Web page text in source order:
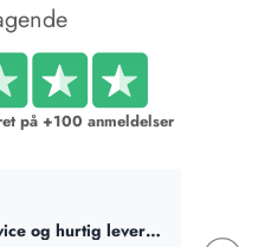
på +100 anmeldelser
Rigtig god kundeservice og hurtig levering